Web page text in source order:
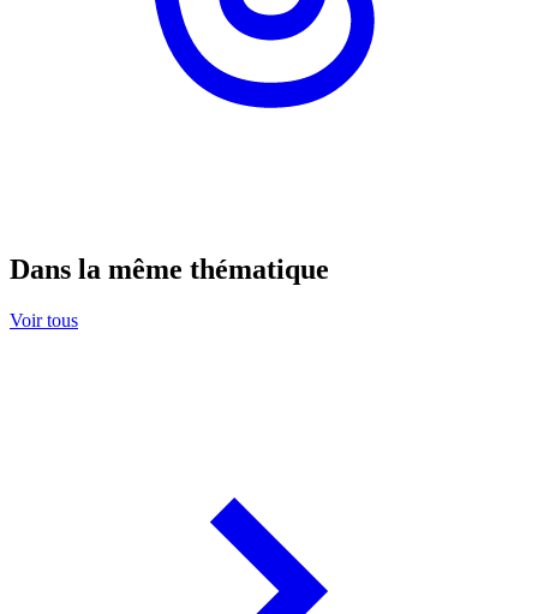
Dans la même thématique
Voir tous